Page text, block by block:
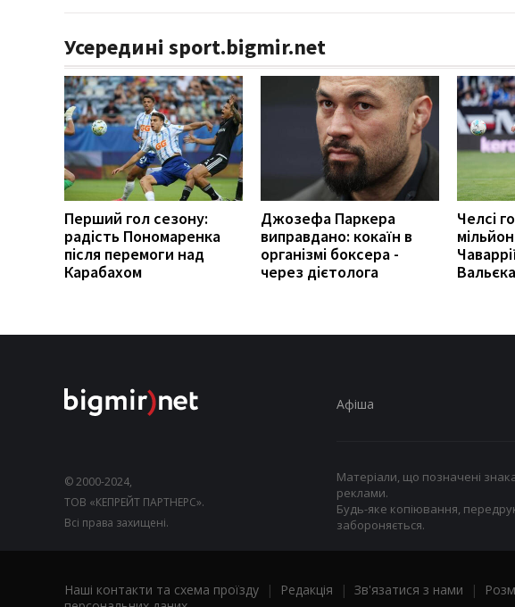
Усередині sport.bigmir.net
Перший гол сезону:
радість Пономаренка
після перемоги над
Карабахом
Джозефа Паркера
виправдано: кокаїн в
організмі боксера -
через дієтолога
Челсі
© 2000-2024,
ТОВ «КЕПРЕЙТ ПАРТНЕРС».
Всі права захищені.
Афіша
Матеріали, що позначені
реклами.
Будь-яке копіювання,
забороняється.
Наші контакти та схема проїзду | Редакція | Зв'язатися з нами |